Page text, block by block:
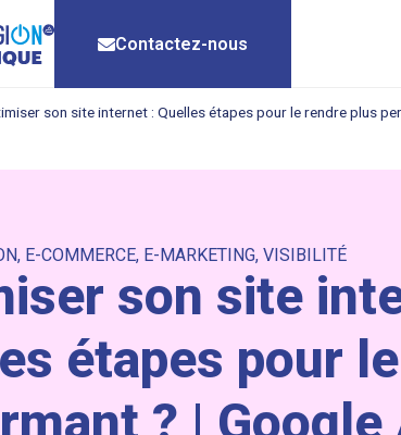
Contactez-nous
son site internet : Quelles étapes pour le rendre plus
, E-COMMERCE, E-MARKETING, VISIBILITÉ
son site
étapes pour
? |